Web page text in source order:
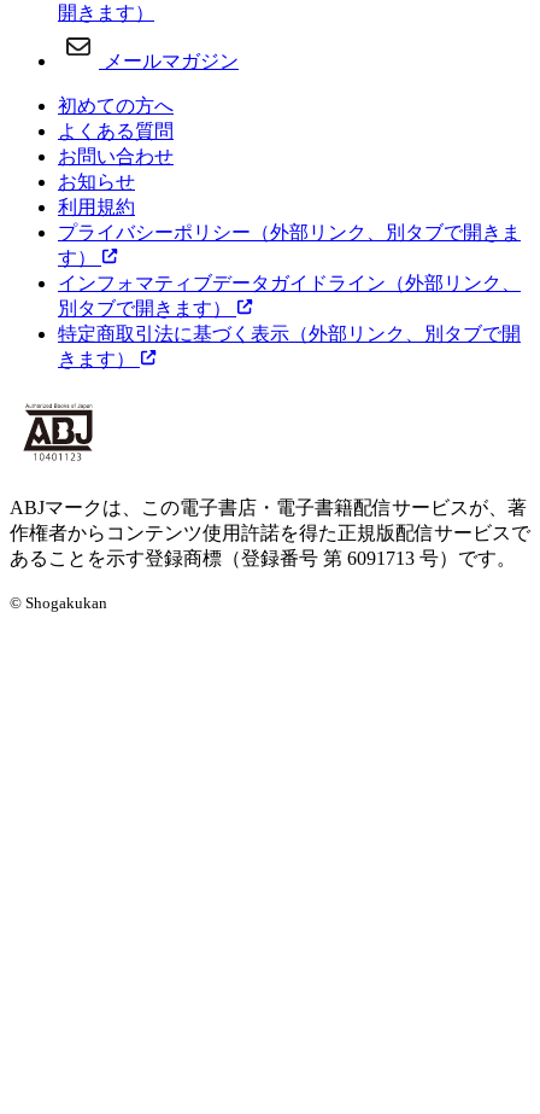
開きます）
メールマガジン
初めての方へ
よくある質問
お問い合わせ
お知らせ
利用規約
プライバシーポリシー （外部リンク、別タブで開きま
す）
インフォマティブデータガイドライン （外部リンク、
別タブで開きます）
特定商取引法に基づく表示 （外部リンク、別タブで開
きます）
ABJマークは、この電子書店・電子書籍配信サービスが、著
作権者からコンテンツ使用許諾を得た正規版配信サービスで
あることを示す登録商標（登録番号 第 6091713 号）です。
© Shogakukan